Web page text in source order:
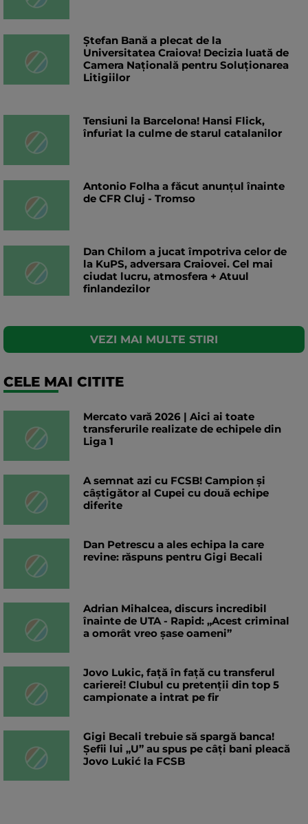
Ștefan Bană a plecat de la
Universitatea Craiova! Decizia luată de
Camera Națională pentru Soluționarea
Litigiilor
Tensiuni la Barcelona! Hansi Flick,
înfuriat la culme de starul catalanilor
Antonio Folha a făcut anunțul înainte
de CFR Cluj - Tromso
Dan Chilom a jucat împotriva celor de
la KuPS, adversara Craiovei. Cel mai
ciudat lucru, atmosfera + Atuul
finlandezilor
VEZI MAI MULTE STIRI
CELE MAI CITITE
Mercato vară 2026 | Aici ai toate
transferurile realizate de echipele din
Liga 1
A semnat azi cu FCSB! Campion și
câștigător al Cupei cu două echipe
diferite
Dan Petrescu a ales echipa la care
revine: răspuns pentru Gigi Becali
Adrian Mihalcea, discurs incredibil
înainte de UTA - Rapid: „Acest criminal
a omorât vreo șase oameni”
Jovo Lukic, față în față cu transferul
carierei! Clubul cu pretenții din top 5
campionate a intrat pe fir
Gigi Becali trebuie să spargă banca!
Șefii lui „U” au spus pe câți bani pleacă
Jovo Lukić la FCSB